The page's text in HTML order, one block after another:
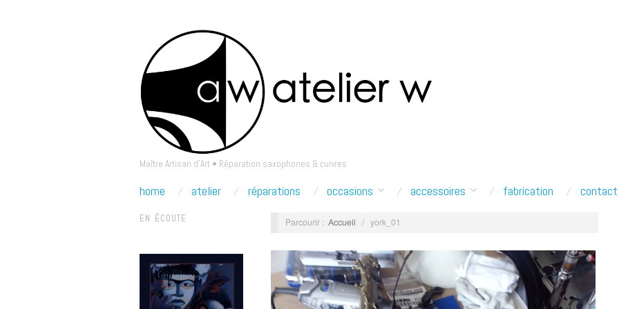
Maître Artisan d'Art • Réparation saxophones & cuivres
home atelier réparations occasions accessoires fabrication contact
EN ÉCOUTE Parcourir : Accueil / york_01